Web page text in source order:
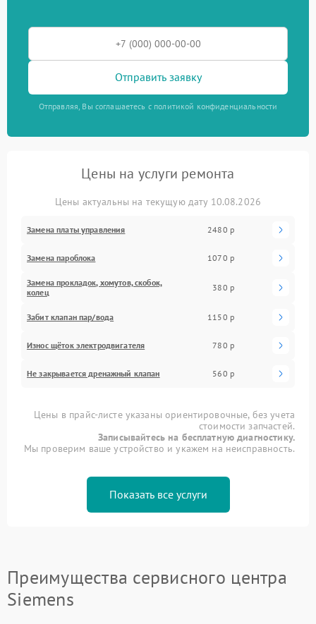
Отправить заявку
Отправляя, Вы соглашаетесь с политикой конфиденциальности
Цены на услуги ремонта
Цены актуальны на текущую дату 10.08.2026
Замена платы управления 2480 р
Замена пароблока 1070 р
Замена прокладок, хомутов, скобок,
колец
380 р
Забит клапан пар/вода 1150 р
Износ щёток электродвигателя 780 р
Не закрывается дренажный клапан 560 р
Цены в прайс-листе указаны ориентировочные, без учета
стоимости запчастей.
Записывайтесь на бесплатную диагностику.
Мы проверим ваше устройство и укажем на неисправность.
Показать все услуги
Преимущества сервисного центра
Siemens